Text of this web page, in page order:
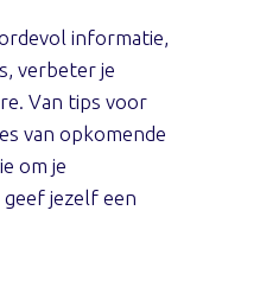
informatie,
verbeter je
Van tips voor
van opkomende
om je
jezelf een